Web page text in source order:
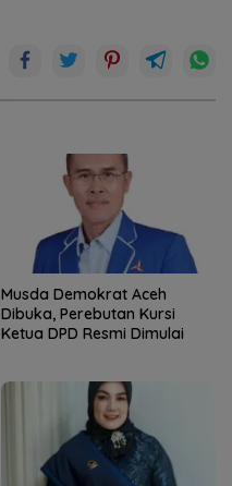
Musda Demokrat Aceh
Dibuka, Perebutan Kursi
Ketua DPD Resmi Dimulai